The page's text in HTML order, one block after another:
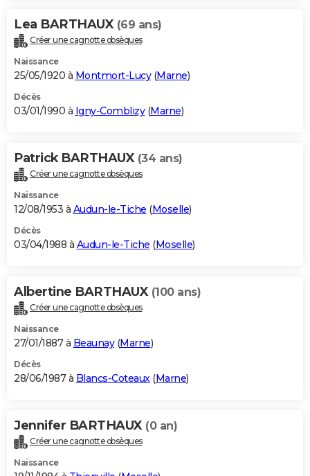
Lea BARTHAUX (69 ans)
Créer une cagnotte obsèques
Naissance
25/05/1920 à Montmort-Lucy(Marne)
Décès
03/01/1990 à Igny-Comblizy(Marne)
Patrick BARTHAUX (34 ans)
Créer une cagnotte obsèques
Naissance
12/08/1953 à Audun-le-Tiche (Moselle)
Décès
03/04/1988 à Audun-le-Tiche (Moselle)
Albertine BARTHAUX (100 ans)
Créer une cagnotte obsèques
Naissance
27/01/1887 à Beaunay(Marne)
Décès
28/06/1987 à Blancs-Coteaux(Marne)
Jennifer BARTHAUX (0 an)
Créer une cagnotte obsèques
Naissance